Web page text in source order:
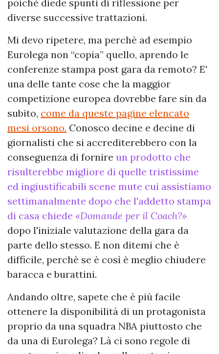
poichè diede spunti di riflessione per
diverse successive trattazioni.
Mi devo ripetere, ma perchè ad esempio
Eurolega non “copia” quello, aprendo le
conferenze stampa post gara da remoto? E'
una delle tante cose che la maggior
competizione europea dovrebbe fare sin da
subito, come da queste pagine elencato
mesi orsono. Conosco decine e decine di
giornalisti che si accrediterebbero con la
conseguenza di fornire un prodotto che
risulterebbe migliore di quelle tristissime
ed ingiustificabili scene mute cui assistiamo
settimanalmente dopo che l'addetto stampa
di casa chiede «Domande per il Coach?»
dopo l'iniziale valutazione della gara da
parte dello stesso. E non ditemi che è
difficile, perchè se è così è meglio chiudere
baracca e burattini.
Andando oltre, sapete che è più facile
ottenere la disponibilità di un protagonista
proprio da una squadra NBA piuttosto che
da una di Eurolega? Là ci sono regole di